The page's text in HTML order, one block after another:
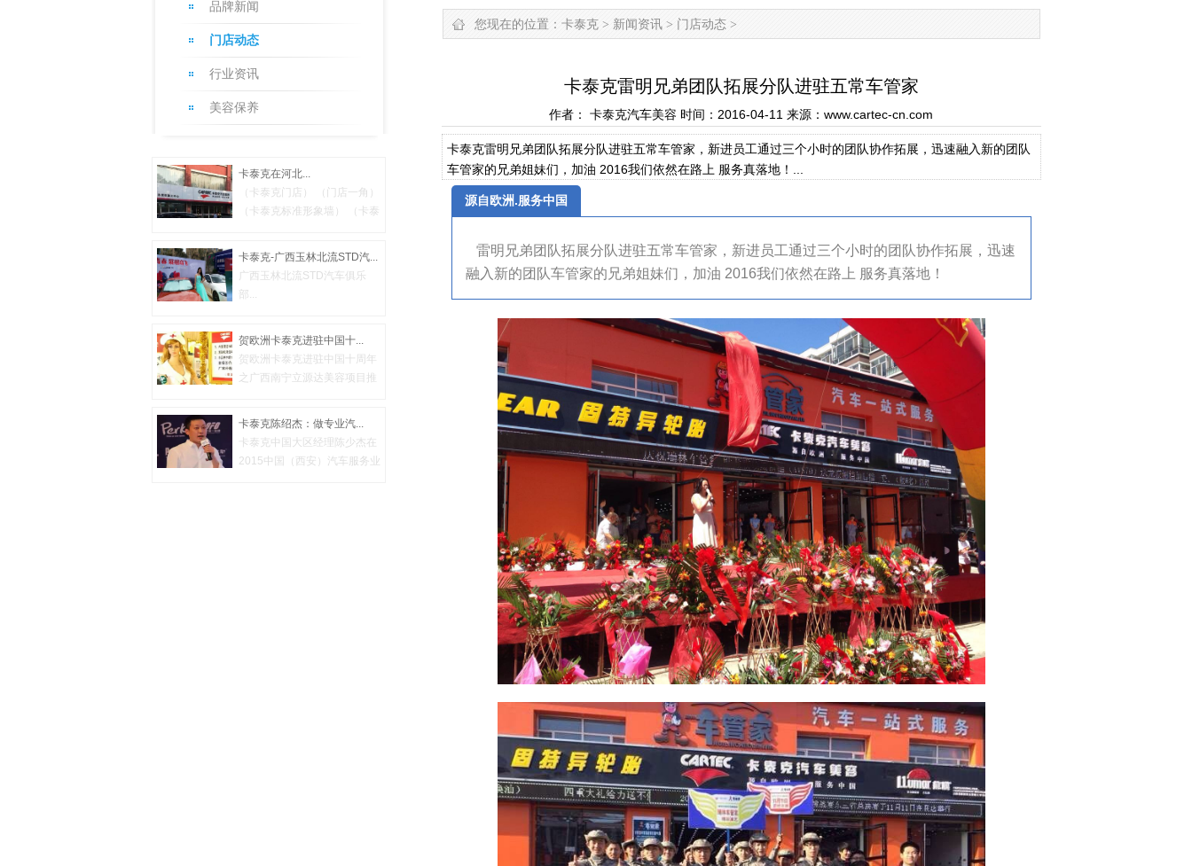
品牌新闻
门店动态
行业资讯
美容保养
卡泰克在河北...
（卡泰克门店） （门店一角）
（卡泰克标准形象墙） （卡泰
卡泰克-广西玉林北流STD汽...
广西玉林北流STD汽车俱乐
部...
贺欧洲卡泰克进驻中国十...
贺欧洲卡泰克进驻中国十周年
之广西南宁立源达美容项目推
卡泰克陈绍杰：做专业汽...
卡泰克中国大区经理陈少杰在
2015中国（西安）汽车服务业
您现在的位置： 卡泰克> 新闻资讯> 门店动态>
卡泰克雷明兄弟团队拓展分队进驻五常车管家
作者： 卡泰克汽车美容 时间：2016-04-11 来源：www.cartec-cn.com
卡泰克雷明兄弟团队拓展分队进驻五常车管家，新进员工通过三个小时的团队协作拓展，迅速融入新的团队
车管家的兄弟姐妹们，加油 2016我们依然在路上 服务真落地！...
源自欧洲.服务中国
雷明兄弟团队拓展分队进驻五常车管家，新进员工通过三个小时的团队协作拓展，迅速
融入新的团队车管家的兄弟姐妹们，加油 2016我们依然在路上 服务真落地！